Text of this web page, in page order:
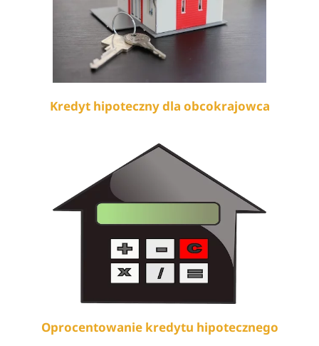
Kredyt hipoteczny dla obcokrajowca
Oprocentowanie kredytu hipotecznego